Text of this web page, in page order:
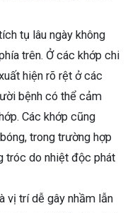
tụ lâu ngày không
trên. Ở các khớp chi
hiện rõ rệt ở các
bệnh có thể cảm
Các khớp cũng
trong trường hợp
tróc do nhiệt độc phát
vị trí dễ gây nhầm lẫn